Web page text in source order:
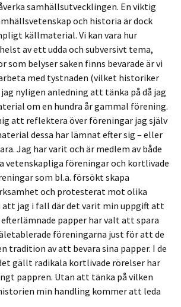
samhällsutvecklingen. En viktig
och historia är dock
källmaterial. Vi kan vara hur
av ett udda och subversivt tema,
som belyser saken finns bevarade är vi
med tystnaden (vilket historiker
nyligen anledning att tänka på då jag
om en hundra år gammal förening.
att reflektera över föreningar jag själv
dessa har lämnat efter sig – eller
Jag har varit och är medlem av både
vetenskapliga föreningar och kortlivade
som bl.a. försökt skapa
och protesterat mot olika
att jag i fall där det varit min uppgift att
papper har valt att spara
föreningarna just för att de
tradition av att bevara sina papper. I de
gällt radikala kortlivade rörelser har
pappren. Utan att tänka på vilken
min handling kommer att leda